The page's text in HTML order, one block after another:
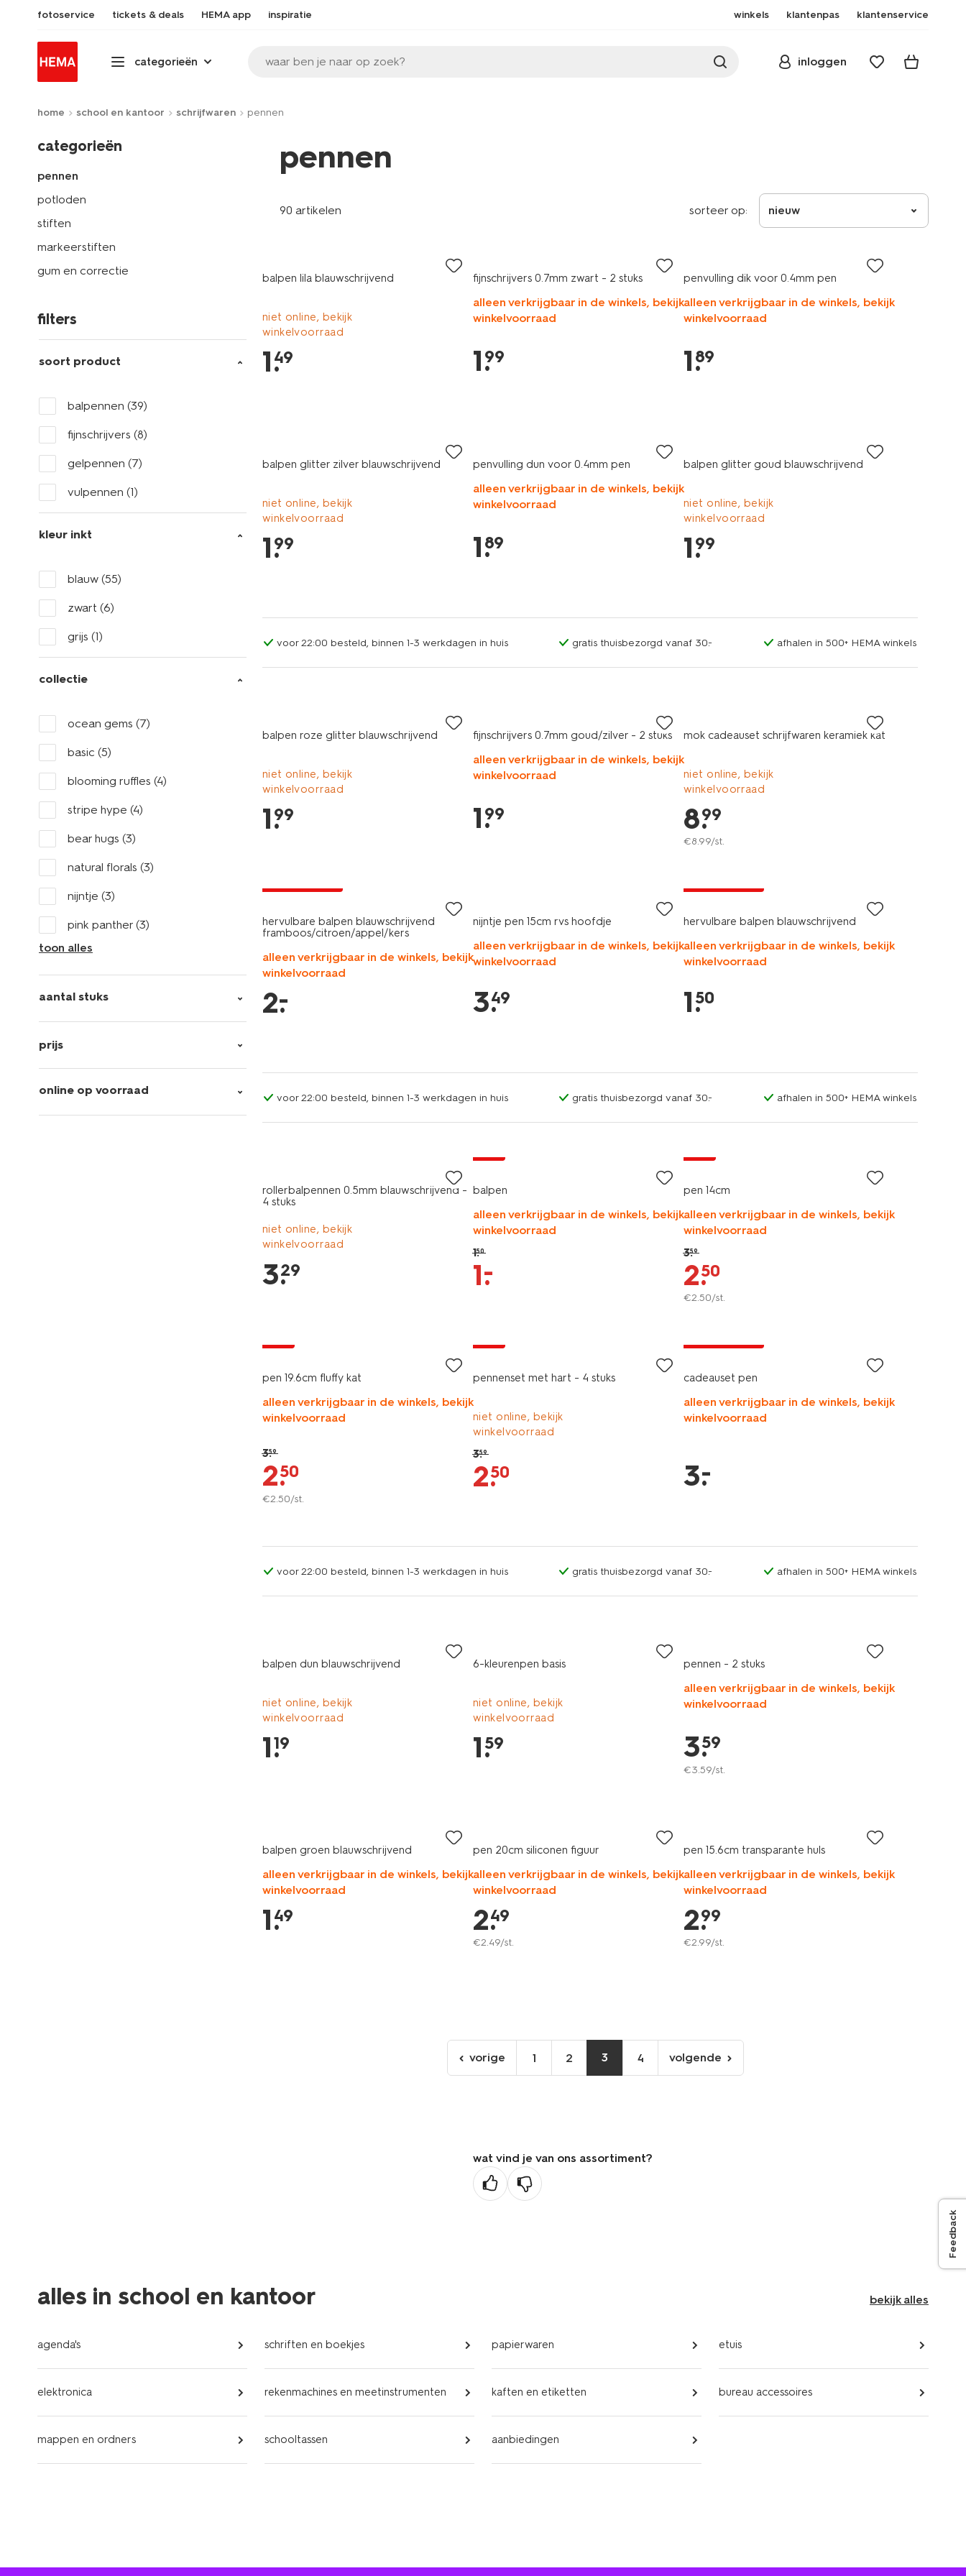
fotoservice tickets & deals HEMA app inspiratie winkels klantenpas klantenservice
categorieën waar ben je naar op zoek? inloggen
home school en kantoor schrijfwaren pennen
categorieën
pennen
potloden
stiften
markeerstiften
gum en correctie
filters
soort product
balpennen (39)
fijnschrijvers (8)
gelpennen (7)
vulpennen (1)
kleur inkt
blauw (55)
zwart (6)
grijs (1)
collectie
ocean gems (7)
basic (5)
blooming ruffles (4)
stripe hype (4)
bear hugs (3)
natural florals (3)
nijntje (3)
pink panther (3)
toon alles
aantal stuks
prijs
online op voorraad
pennen
90 artikelen sorteer op: nieuw
balpen lila blauwschrijvend
niet online, bekijk
winkelvoorraad
1.
49
fijnschrijvers 0.7mm zwart - 2 stuks
alleen verkrijgbaar in de winkels, bekijk
winkelvoorraad
1.
99
penvulling dik voor 0.4mm pen
alleen verkrijgbaar in de winkels, bekijk
winkelvoorraad
1.
89
balpen glitter zilver blauwschrijvend
niet online, bekijk
winkelvoorraad
1.
99
penvulling dun voor 0.4mm pen
alleen verkrijgbaar in de winkels, bekijk
winkelvoorraad
1.
89
balpen glitter goud blauwschrijvend
niet online, bekijk
winkelvoorraad
1.
99
voor 22:00 besteld, binnen 1-3 werkdagen in huis gratis thuisbezorgd vanaf 30.- afhalen in 500+ HEMA winkels
balpen roze glitter blauwschrijvend
niet online, bekijk
winkelvoorraad
1.
99
fijnschrijvers 0.7mm goud/zilver - 2 stuks
alleen verkrijgbaar in de winkels, bekijk
winkelvoorraad
1.
99
mok cadeauset schrijfwaren keramiek kat
niet online, bekijk
winkelvoorraad
8.
99
€8.99/st.
hervulbare balpen blauwschrijvend
framboos/citroen/appel/kers
alleen verkrijgbaar in de winkels, bekijk
winkelvoorraad
2.
–
nijntje pen 15cm rvs hoofdje
alleen verkrijgbaar in de winkels, bekijk
winkelvoorraad
3.
49
hervulbare balpen blauwschrijvend
alleen verkrijgbaar in de winkels, bekijk
winkelvoorraad
1.
50
voor 22:00 besteld, binnen 1-3 werkdagen in huis gratis thuisbezorgd vanaf 30.- afhalen in 500+ HEMA winkels
rollerbalpennen 0.5mm blauwschrijvend -
4 stuks
niet online, bekijk
winkelvoorraad
3.
29
balpen
alleen verkrijgbaar in de winkels, bekijk
winkelvoorraad
1.50
1.
–
pen 14cm
alleen verkrijgbaar in de winkels, bekijk
winkelvoorraad
3.59
2.
50
€2.50/st.
pen 19.6cm fluffy kat
alleen verkrijgbaar in de winkels, bekijk
winkelvoorraad
3.59
2.
50
€2.50/st.
pennenset met hart - 4 stuks
niet online, bekijk
winkelvoorraad
3.59
2.
50
cadeauset pen
alleen verkrijgbaar in de winkels, bekijk
winkelvoorraad
3.
–
voor 22:00 besteld, binnen 1-3 werkdagen in huis gratis thuisbezorgd vanaf 30.- afhalen in 500+ HEMA winkels
balpen dun blauwschrijvend
niet online, bekijk
winkelvoorraad
1.
19
6-kleurenpen basis
niet online, bekijk
winkelvoorraad
1.
59
pennen - 2 stuks
alleen verkrijgbaar in de winkels, bekijk
winkelvoorraad
3.
59
€3.59/st.
balpen groen blauwschrijvend
alleen verkrijgbaar in de winkels, bekijk
winkelvoorraad
1.
49
pen 20cm siliconen figuur
alleen verkrijgbaar in de winkels, bekijk
winkelvoorraad
2.
49
€2.49/st.
pen 15.6cm transparante huls
alleen verkrijgbaar in de winkels, bekijk
winkelvoorraad
2.
99
€2.99/st.
ga
naar
vorige 1 2 3 4
volgende
pagina
volgende
wat vind je van ons assortiment?
Feedback
alles in school en kantoor bekijk alles
agenda's schriften en boekjes papierwaren etuis
elektronica rekenmachines en meetinstrumenten kaften en etiketten bureau accessoires
mappen en ordners schooltassen aanbiedingen